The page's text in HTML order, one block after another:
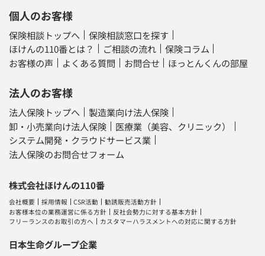
個人のお客様
保険相談トップへ
保険相談窓口を探す
ほけんの110番とは？
ご相談の流れ
保険コラム
お客様の声
よくある質問 お問合せ ほっとんくんの部屋
法人のお客様
法人保険トップへ
製造業向け法人保険
卸・小売業向け法人保険
医療業（美容、クリニック）
システム開発・クラウドサービス業
法人保険のお問合せフォーム
株式会社ほけんの110番
会社概要 採用情報 CSR活動
勧誘販売活動方針
お客様本位の業務運営に係る方針
反社会勢力に対する基本方針
フリーランスのお取引の方へ
カスタマーハラスメントへの対応に関する方針
日本生命グループ企業